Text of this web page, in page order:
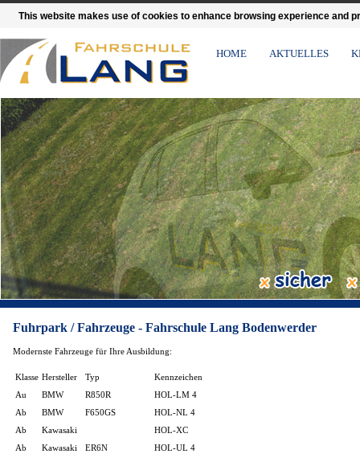
HOME AKTUELLES
Fuhrpark / Fahrzeuge - Fahrschule Lang Bodenwerder
Modernste Fahrzeuge für Ihre Ausbildung:
Klasse Hersteller Typ
Kennzeichen
Au
BMW R850R
HOL-LM 4
Ab
BMW F650GS
HOL-NL 4
Ab
Kawasaki
HOL-XC
Ab
Kawasaki ER6N
HOL-UL 4
This website makes use of cookies to enhance browsing experience and